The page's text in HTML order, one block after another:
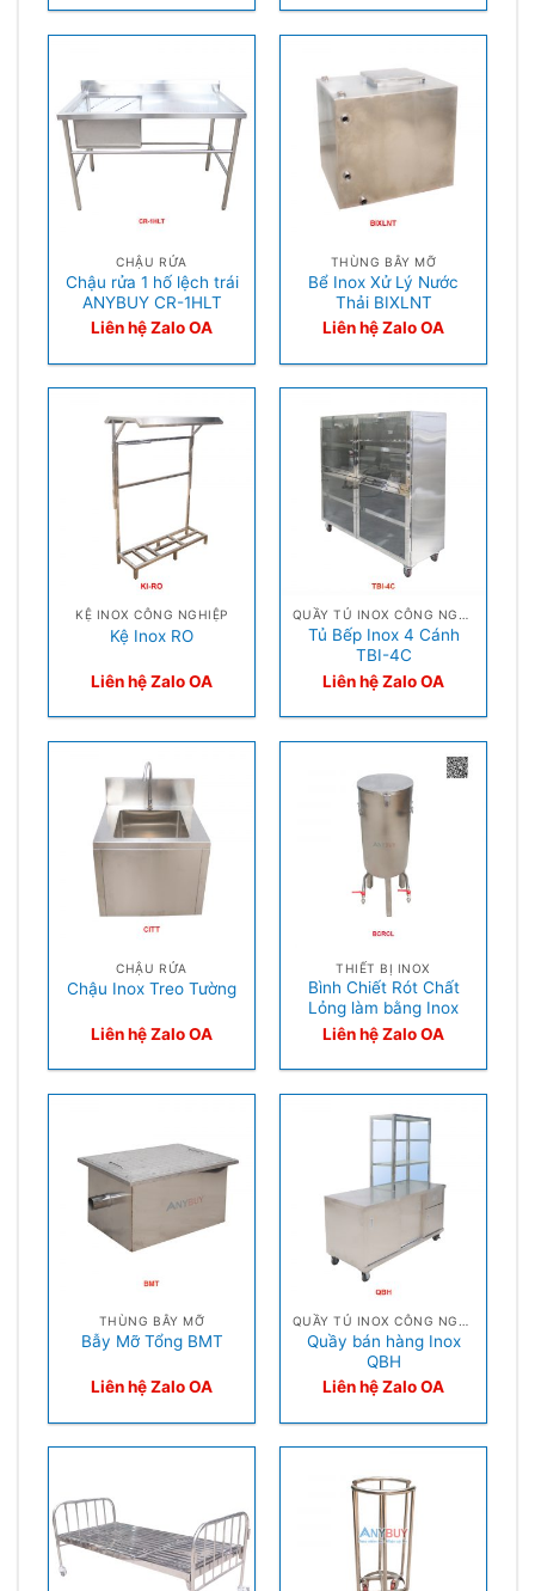
CHẬU RỬA
Chậu rửa 1 hố lệch trái
ANYBUY CR-1HLT
Liên hệ Zalo OA
THÙNG BẪY MỠ
Bể Inox Xử Lý Nước
Thải BIXLNT
Liên hệ Zalo OA
KỆ INOX CÔNG NGHIỆP
Kệ Inox RO
Liên hệ Zalo OA
Tủ Bếp Inox 4 Cánh
TBI-4C
Liên hệ Zalo OA
CHẬU RỬA
Chậu Inox Treo Tường
Liên hệ Zalo OA
THIẾT BỊ INOX
Bình Chiết Rót Chất
Lỏng làm bằng Inox
Liên hệ Zalo OA
THÙNG BẪY MỠ
Bẫy Mỡ Tổng BMT
Liên hệ Zalo OA
Quầy bán hàng Inox
QBH
Liên hệ Zalo OA